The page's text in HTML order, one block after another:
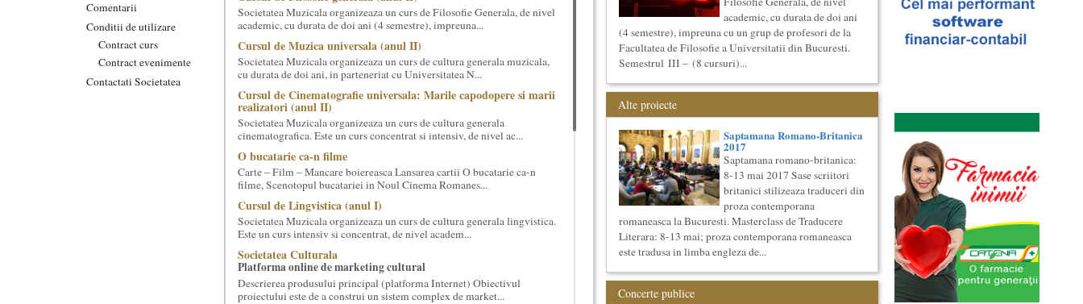
Comentarii
Conditii de utilizare
Contract curs
Contract evenimente
Contactati Societatea
Societatea Muzicala organizeaza un curs de Filosofie Generala, de nivel
academic, cu durata de doi ani (4 semestre), impreuna...
Cursul de Muzica universala (anul II)
Societatea Muzicala organizeaza un curs de cultura generala muzicala,
cu durata de doi ani, in parteneriat cu Universitatea N...
Cursul de Cinematografie universala: Marile capodopere si marii
realizatori (anul II)
Societatea Muzicala organizeaza un curs de cultura generala
cinematografica. Este un curs concentrat si intensiv, de nivel ac...
O bucatarie ca-n filme
Carte – Film – Mancare boiereasca Lansarea cartii O bucatarie ca-n
filme, Scenotopul bucatariei in Noul Cinema Romanes...
Cursul de Lingvistica (anul I)
Societatea Muzicala organizeaza un curs de cultura generala lingvistica.
Este un curs intensiv si concentrat, de nivel academ...
Societatea Culturala
Platforma online de marketing cultural
Descrierea produsului principal (platforma Internet) Obiectivul
proiectului este de a construi un sistem complex de market...
academic, cu durata de doi ani
(4 semestre), impreuna cu un grup de profesori de la
Facultatea de Filosofie a Universitatii din Bucuresti.
Semestrul III – (8 cursuri)...
Alte proiecte
Saptamana Romano-Britanica
2017
Saptamana romano-britanica:
8-13 mai 2017 Sase scriitori
britanici stilizeaza traduceri din
proza contemporana
romaneasca la Bucuresti. Masterclass de Traducere
Literara: 8-13 mai; proza contemporana romaneasca
este tradusa in limba engleza de...
Concerte publice